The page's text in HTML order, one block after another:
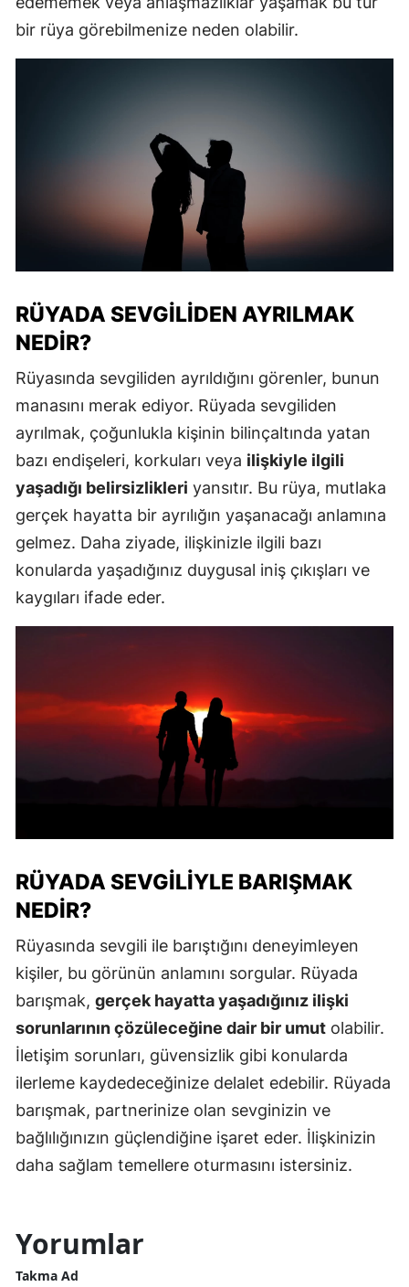
bir rüya görebilmenize neden olabilir.
RÜYADA SEVGILIDEN AYRILMAK
NEDIR?
Rüyasında sevgiliden ayrıldığını görenler, bunun
manasını merak ediyor. Rüyada sevgiliden
ayrılmak, çoğunlukla kişinin bilinçaltında yatan
bazı endişeleri, korkuları veya ilişkiyle ilgili
yaşadığı belirsizlikleri yansıtır. Bu rüya, mutlaka
gerçek hayatta bir ayrılığın yaşanacağı anlamına
gelmez. Daha ziyade, ilişkinizle ilgili bazı
konularda yaşadığınız duygusal iniş çıkışları ve
kaygıları ifade eder.
RÜYADA SEVGILIYLE BARIŞMAK
NEDIR?
Rüyasında sevgili ile barıştığını deneyimleyen
kişiler, bu görünün anlamını sorgular. Rüyada
barışmak, gerçek hayatta yaşadığınız ilişki
sorunlarının çözüleceğine dair bir umut olabilir.
İletişim sorunları, güvensizlik gibi konularda
ilerleme kaydedeceğinize delalet edebilir. Rüyada
barışmak, partnerinize olan sevginizin ve
bağlılığınızın güçlendiğine işaret eder. İlişkinizin
daha sağlam temellere oturmasını istersiniz.
Yorumlar
Takma Ad